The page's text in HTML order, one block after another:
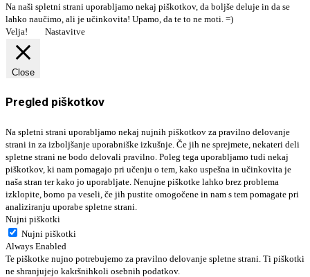
Na naši spletni strani uporabljamo nekaj piškotkov, da boljše deluje in da se
lahko naučimo, ali je učinkovita! Upamo, da te to ne moti. =)
Velja!
Nastavitve
Close
Pregled piškotkov
Na spletni strani uporabljamo nekaj nujnih piškotkov za pravilno delovanje
strani in za izboljšanje uporabniške izkušnje. Če jih ne sprejmete, nekateri deli
spletne strani ne bodo delovali pravilno. Poleg tega uporabljamo tudi nekaj
piškotkov, ki nam pomagajo pri učenju o tem, kako uspešna in učinkovita je
naša stran ter kako jo uporabljate. Nenujne piškotke lahko brez problema
izklopite, bomo pa veseli, če jih pustite omogočene in nam s tem pomagate pri
analiziranju uporabe spletne strani.
Nujni piškotki
Nujni piškotki
Always Enabled
Te piškotke nujno potrebujemo za pravilno delovanje spletne strani. Ti piškotki
ne shranjujejo kakršnihkoli osebnih podatkov.